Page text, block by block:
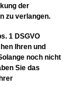
der
zu verlangen.
1 DSGVO
Ihren und
noch nicht
Sie das